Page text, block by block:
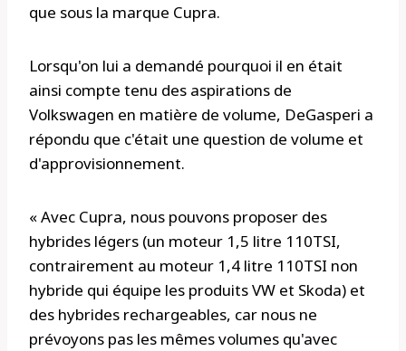
que sous la marque Cupra.
Lorsqu'on lui a demandé pourquoi il en était
ainsi compte tenu des aspirations de
Volkswagen en matière de volume, DeGasperi a
répondu que c'était une question de volume et
d'approvisionnement.
« Avec Cupra, nous pouvons proposer des
hybrides légers (un moteur 1,5 litre 110TSI,
contrairement au moteur 1,4 litre 110TSI non
hybride qui équipe les produits VW et Skoda) et
des hybrides rechargeables, car nous ne
prévoyons pas les mêmes volumes qu'avec